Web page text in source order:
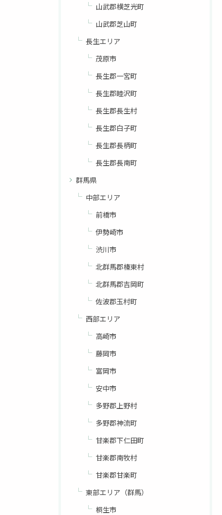
山武郡横芝光町
山武郡芝山町
長生エリア
茂原市
長生郡一宮町
長生郡睦沢町
長生郡長生村
長生郡白子町
長生郡長柄町
長生郡長南町
群馬県
中部エリア
前橋市
伊勢崎市
渋川市
北群馬郡榛東村
北群馬郡吉岡町
佐波郡玉村町
西部エリア
高崎市
藤岡市
富岡市
安中市
多野郡上野村
多野郡神流町
甘楽郡下仁田町
甘楽郡南牧村
甘楽郡甘楽町
東部エリア（群馬）
桐生市